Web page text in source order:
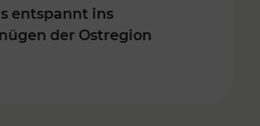
entspannt ins
der Ostregion